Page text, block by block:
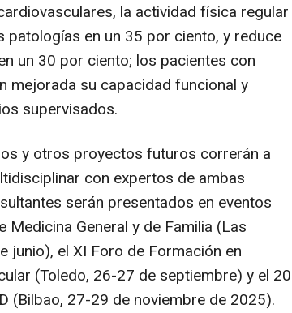
la actividad física regular
en un 35 por ciento, y reduce
un 30 por ciento; los pacientes con
mejorada su capacidad funcional y
supervisados.
y otros proyectos futuros correrán a
con expertos de ambas
serán presentados en eventos
General y de Familia (Las
junio), el XI Foro de Formación en
(Toledo, 26-27 de septiembre) y el 20
(Bilbao, 27-29 de noviembre de 2025).